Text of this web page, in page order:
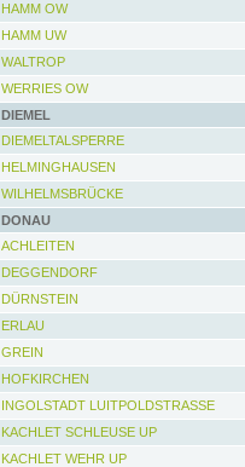
HAMM OW
HAMM UW
WALTROP
WERRIES OW
DIEMEL
DIEMELTALSPERRE
HELMINGHAUSEN
WILHELMSBRÜCKE
DONAU
ACHLEITEN
DEGGENDORF
DÜRNSTEIN
ERLAU
GREIN
HOFKIRCHEN
INGOLSTADT LUITPOLDSTRASSE
KACHLET SCHLEUSE UP
KACHLET WEHR UP